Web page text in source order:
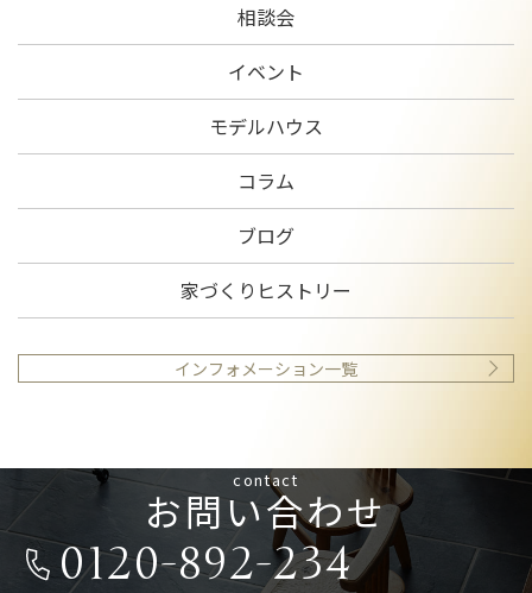
相談会
イベント
モデルハウス
コラム
ブログ
家づくりヒストリー
インフォメーション一覧
contact
お問い合わせ
0120-892-234